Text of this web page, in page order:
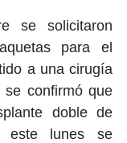
se solicitaron
para el
a una cirugía
confirmó que
doble de
este lunes se